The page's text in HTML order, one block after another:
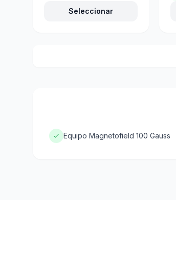
Seleccionar
Equipo Magnetofield 100 Gauss